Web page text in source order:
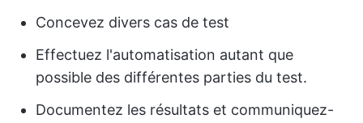
Concevez divers cas de test
Effectuez l'automatisation autant que
possible des différentes parties du test.
Documentez les résultats et communiquez-